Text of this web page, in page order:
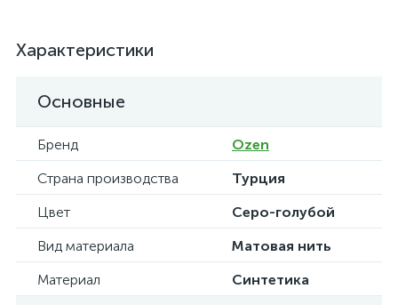
Характеристики
Основные
Бренд
Ozen
Страна производства
Турция
Цвет
Серо-голубой
Вид материала
Матовая нить
Материал
Синтетика